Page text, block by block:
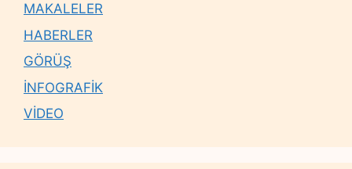
MAKALELER
HABERLER
GÖRÜŞ
İNFOGRAFİK
VİDEO